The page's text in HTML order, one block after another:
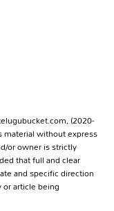
(2020-
material without express
or owner is strictly
that full and clear
and specific direction
article being